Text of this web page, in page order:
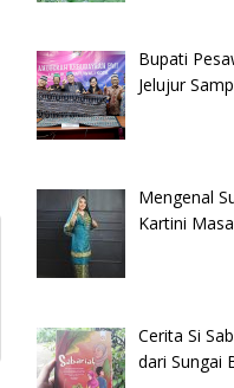
Bupati
Jelujur
Mengenal
Kartini
Cerita Si
dari Sungai